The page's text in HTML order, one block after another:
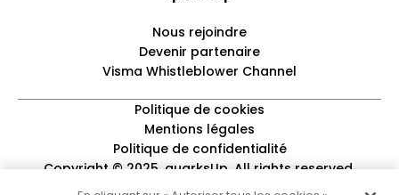
Nous rejoindre
Devenir partenaire
Visma Whistleblower Channel
Politique de cookies
Mentions légales
Politique de confidentialité
Copyright © 2025, quarksUp. All rights reserved.